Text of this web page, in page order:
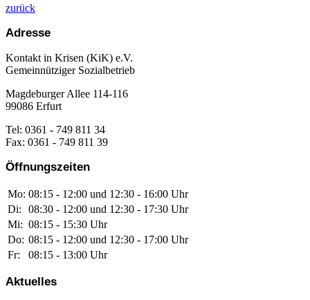
zurück
Adresse
Kontakt in Krisen (KiK) e.V.
Gemeinnütziger Sozialbetrieb
Magdeburger Allee 114-116
99086 Erfurt
Tel: 0361 - 749 811 34
Fax: 0361 - 749 811 39
Öffnungszeiten
Mo: 08:15 - 12:00 und 12:30 - 16:00 Uhr
Di:
08:30 - 12:00 und 12:30 - 17:30 Uhr
Mi: 08:15 - 15:30 Uhr
Do: 08:15 - 12:00 und 12:30 - 17:00 Uhr
Fr:
08:15 - 13:00 Uhr
Aktuelles